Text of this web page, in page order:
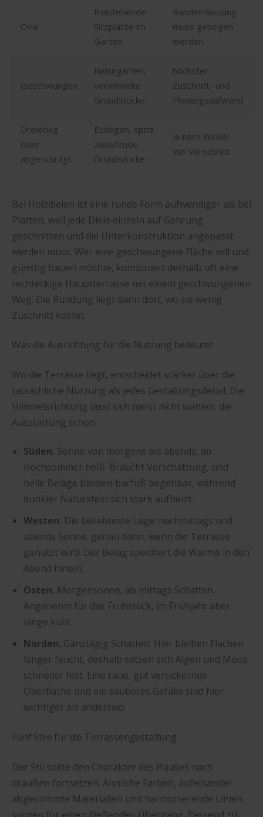
Oval
freistehende
Sitzplätze im
Garten
Randeinfassung
muss gebogen
werden
Geschwungen
Naturgärten,
verwinkelte
Grundstücke
höchster
Zuschnitt- und
Planungsaufwand
Dreieckig
oder
abgeschrägt
Ecklagen, spitz
zulaufende
Grundstücke
je nach Winkel
viel Verschnitt
Bei Holzdielen ist eine runde Form aufwendiger als bei
Platten, weil jede Diele einzeln auf Gehrung
geschnitten und die Unterkonstruktion angepasst
werden muss. Wer eine geschwungene Fläche will und
günstig bauen möchte, kombiniert deshalb oft eine
rechteckige Hauptterrasse mit einem geschwungenen
Weg. Die Rundung liegt dann dort, wo sie wenig
Zuschnitt kostet.
Was die Ausrichtung für die Nutzung bedeutet
Wo die Terrasse liegt, entscheidet stärker über die
tatsächliche Nutzung als jedes Gestaltungsdetail. Die
Himmelsrichtung lässt sich meist nicht wählen, die
Ausstattung schon.
Süden. Sonne von morgens bis abends, im
Hochsommer heiß. Braucht Verschattung, und
helle Beläge bleiben barfuß begehbar, während
dunkler Naturstein sich stark aufheizt.
Westen. Die beliebteste Lage: nachmittags und
abends Sonne, genau dann, wenn die Terrasse
genutzt wird. Der Belag speichert die Wärme in den
Abend hinein.
Osten. Morgensonne, ab mittags Schatten.
Angenehm für das Frühstück, im Frühjahr aber
lange kühl.
Norden. Ganztägig Schatten. Hier bleiben Flächen
länger feucht, deshalb setzen sich Algen und Moos
schneller fest. Eine raue, gut versickernde
Oberfläche und ein sauberes Gefälle sind hier
wichtiger als anderswo.
Fünf Stile für die Terrassengestaltung
Der Stil sollte den Charakter des Hauses nach
draußen fortsetzen. Ähnliche Farben, aufeinander
abgestimmte Materialien und harmonierende Linien